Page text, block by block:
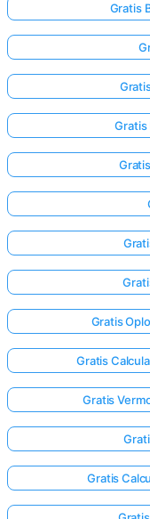
Gratis
Gratis
Gratis
Gratis
Gratis
Gratis